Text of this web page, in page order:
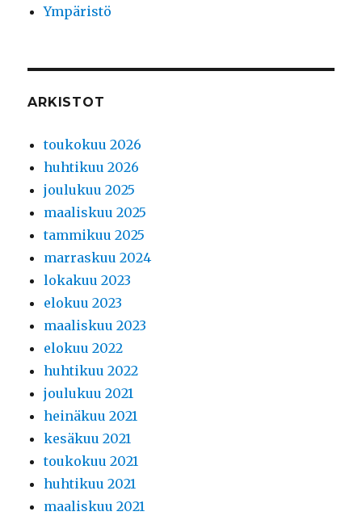
Ympäristö
ARKISTOT
toukokuu 2026
huhtikuu 2026
joulukuu 2025
maaliskuu 2025
tammikuu 2025
marraskuu 2024
lokakuu 2023
elokuu 2023
maaliskuu 2023
elokuu 2022
huhtikuu 2022
joulukuu 2021
heinäkuu 2021
kesäkuu 2021
toukokuu 2021
huhtikuu 2021
maaliskuu 2021